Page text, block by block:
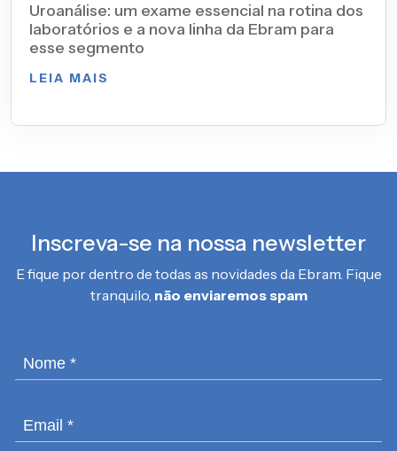
Uroanálise: um exame essencial na rotina dos
laboratórios e a nova linha da Ebram para
esse segmento
LEIA MAIS
Inscreva-se na nossa newsletter
E fique por dentro de todas as novidades da Ebram. Fique
tranquilo, não enviaremos spam